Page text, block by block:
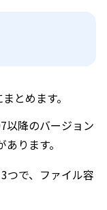
とめます。
以降のバージョン
ります。
つで、ファイル容